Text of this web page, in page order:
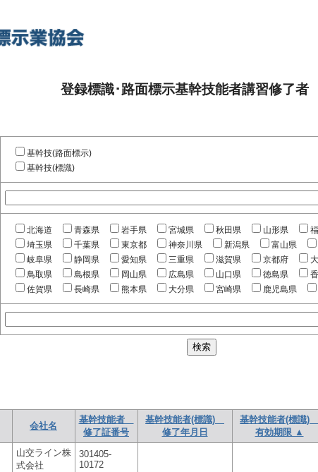
登録標識･路面標示基幹技能者講習修了
基幹技(路面標示)
基幹技(標識)
北海道 青森県 岩手県 宮城県 秋田県 山形県
埼玉県
千葉県 東京都 神奈川県 新潟県 富山県
岐阜県
静岡県 愛知県 三重県 滋賀県 京都府
鳥取県
島根県 岡山県 広島県 山口県 徳島県
佐賀県
長崎県 熊本県 大分県 宮崎県 鹿児島県
会社名
基幹技能者
修了証番号
基幹技能者(標識)
修了年月日
基幹技能者(標識)
有効期限 ▲
山交ライン株
式会社
301405-
10172